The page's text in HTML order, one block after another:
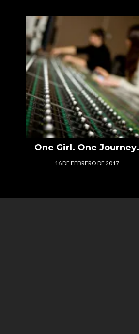
One Girl. One Journey.
16 DE FEBRERO DE 2017